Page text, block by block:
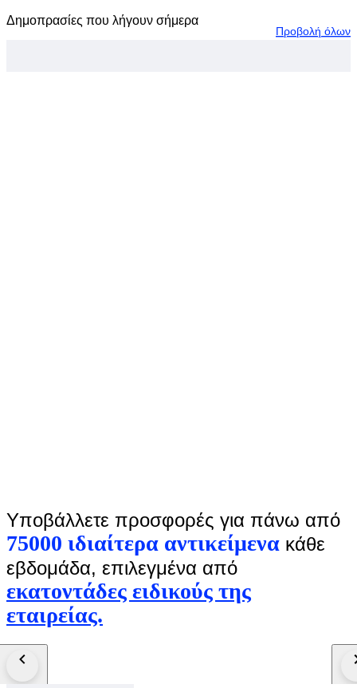
Δημοπρασίες που λήγουν σήμερα
Προβολή όλων
Υποβάλλετε προσφορές για πάνω από
75000 ιδιαίτερα αντικείμενα κάθε
εβδομάδα, επιλεγμένα από
εκατοντάδες ειδικούς της
εταιρείας.